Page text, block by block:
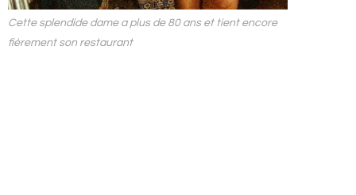
Cette splendide dame a plus de 80 ans et tient encore
fièrement son restaurant